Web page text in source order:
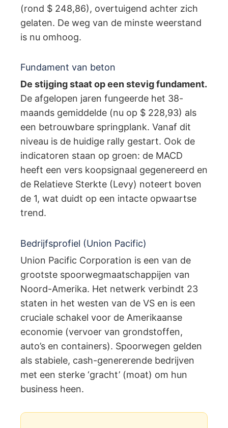
(rond $ 248,86), overtuigend achter zich
gelaten. De weg van de minste weerstand
is nu omhoog.
Fundament van beton
De stijging staat op een stevig fundament.
De afgelopen jaren fungeerde het 38-
maands gemiddelde (nu op $ 228,93) als
een betrouwbare springplank. Vanaf dit
niveau is de huidige rally gestart. Ook de
indicatoren staan op groen: de MACD
heeft een vers koopsignaal gegenereerd en
de Relatieve Sterkte (Levy) noteert boven
de 1, wat duidt op een intacte opwaartse
trend.
Bedrijfsprofiel (Union Pacific)
Union Pacific Corporation is een van de
grootste spoorwegmaatschappijen van
Noord-Amerika. Het netwerk verbindt 23
staten in het westen van de VS en is een
cruciale schakel voor de Amerikaanse
economie (vervoer van grondstoffen,
auto’s en containers). Spoorwegen gelden
als stabiele, cash-genererende bedrijven
met een sterke ‘gracht’ (moat) om hun
business heen.